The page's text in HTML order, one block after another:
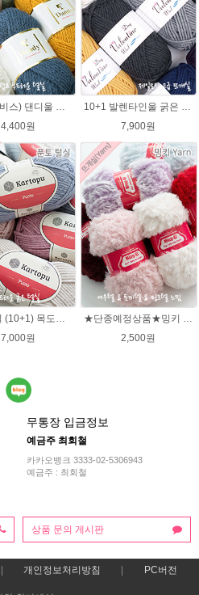
(10+1서비스) 댄디울 뜨개실 프리미어울 뜨개질실 목도리뜨개질실
4,400원
10+1 발렌타인울 굵은 뜨개실/뜨개질실/손뜨개실/목도리털실/제일모직뜨개실
7,900원
푼토털실 (10+1) 목도리 푼토뜨개실 부드러운실
7,000원
★단종예정상품★밍키 뜨개실/ 여우실/토끼실/밍키실/페이크퍼 얀
2,500원
무통장 입금정보
예금주 최회철
카카오뱅크 3333-02-5306943
예금주 : 최회철
상품 문의 게시판
개인정보처리방침 PC버전